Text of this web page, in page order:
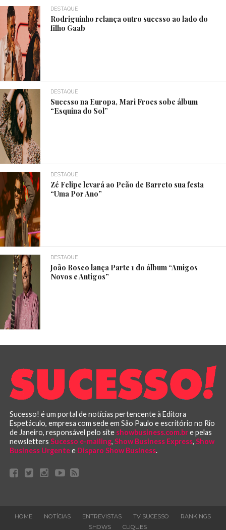
DESTAQUE
Rodriguinho relança outro sucesso ao lado do
filho Gaab
DESTAQUE
Sucesso na Europa, Mari Froes sobe álbum
“Esquina do Sol”
DESTAQUE
Zé Felipe levará ao Peão de Barreto sua festa
“Uma Por Ano”
DESTAQUE
João Bosco lança Parte 1 do álbum “Amigos
Novos e Antigos”
Sucesso! é um portal de notícias pertencente à Editora
Espetáculo, empresa com sede em São Paulo e escritório no Rio
de Janeiro, responsável pelo site showbusiness.com.bre pelas
newsletters Sucesso e-mailing, Show Business Express, Show
Business Urgentee Disparo Show Business.
HOME NOTÍCIAS ENTREVISTAS TV SUCESSO
RANKINGS
SHOWS
CLIQUES